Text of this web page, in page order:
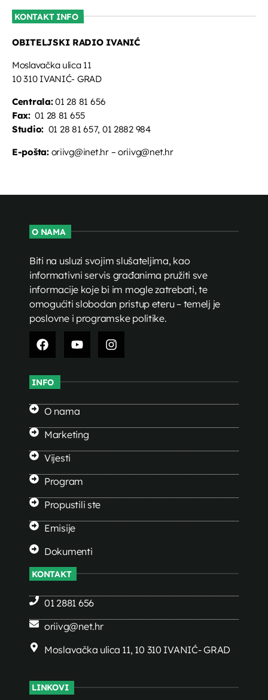
KONTAKT INFO
OBITELJSKI RADIO IVANIĆ
Moslavačka ulica 11
10 310 IVANIĆ- GRAD
Centrala:01 28 81 656
Fax:01 28 81 655
Studio: 01 28 81 657, 01 2882 984
E-pošta:oriivg@inet.hr – oriivg@net.hr
O NAMA
Biti na usluzi svojim slušateljima, kao
informativni servis građanima pružiti sve
informacije koje bi im mogle zatrebati, te
omogućiti slobodan pristup eteru – temelj je
poslovne i programske politike.
INFO
O nama
Marketing
Vijesti
Program
Propustili ste
Emisije
Dokumenti
KONTAKT
01 2881 656
oriivg@net.hr
Moslavačka ulica 11, 10 310 IVANIĆ- GRAD
LINKOVI